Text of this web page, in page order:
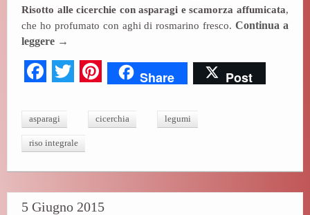
Risotto alle cicerchie con asparagi e scamorza affumicata,
che ho profumato con aghi di rosmarino fresco.Continua a
leggere →
Fa
bo
ok
T
tte
r
Pi
er
Share Post
asparagi cicerchia legumi
riso integrale
5 Giugno 2015